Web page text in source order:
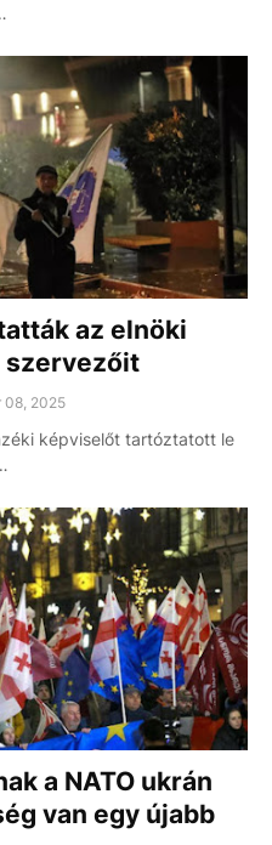
az elnöki
szervezőit
08, 2025
képviselőt tartóztatott le
a NATO ukrán
van egy újabb